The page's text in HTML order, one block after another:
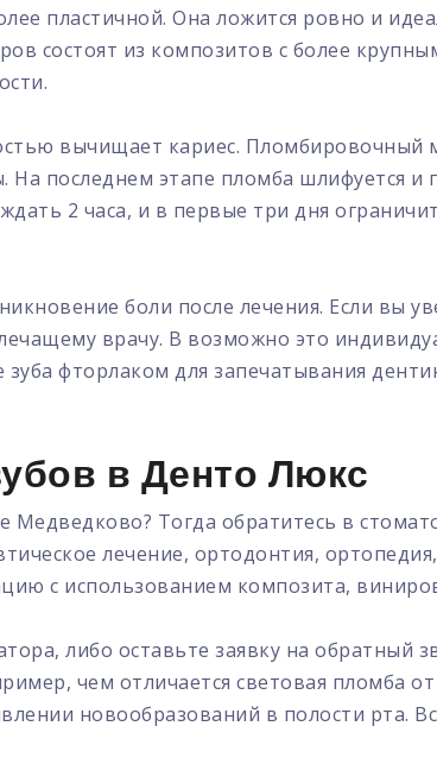
пластичной. Она ложится ровно и
состоят из композитов с более
вычищает кариес. Пломбировочный
последнем этапе пломба шлифуется и
2 часа, и в первые три дня
боли после лечения. Если вы
врачу. В возможно это
фторлаком для запечатывания
в Денто Люкс
Тогда обратитесь в
лечение, ортодонтия,
с использованием композита,
либо оставьте заявку на обратный
чем отличается световая пломба
новообразований в полости рта.